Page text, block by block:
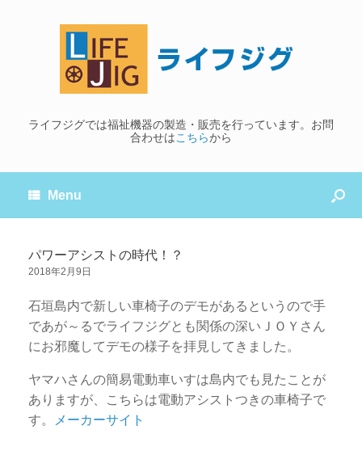
ライフジグでは福祉機器の製造・販売を行っています。お問
合わせはこちらから
Menu
パワーアシストの時代！？
2018年2月9日
石垣島内で新しい車椅子のデモがあるというので手
であが～るでライフジグとも関係の深いＪＯＹさん
にお邪魔してデモの様子を拝見してきました。
ヤマハさんの簡易電動車いすは島内でも見たことが
ありますが、こちらは電動アシストつきの車椅子で
す。
メーカーサイト